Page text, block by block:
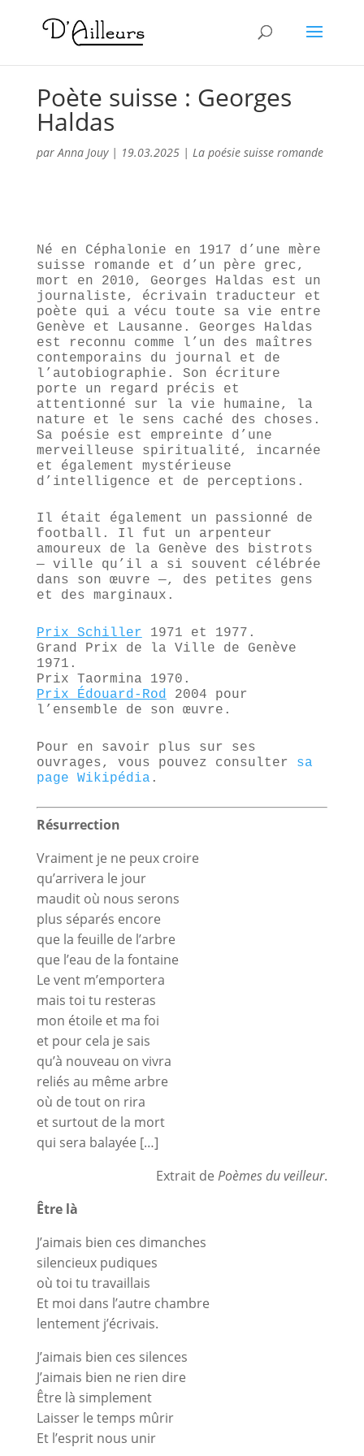
Poète suisse : Georges
Haldas
parAnna Jouy| 19.03.2025| La poésie suisse romande
Né en Céphalonie en 1917 d’une mère
suisse romande et d’un père grec,
mort en 2010, Georges Haldas est un
journaliste, écrivain traducteur et
poète qui a vécu toute sa vie entre
Genève et Lausanne. Georges Haldas
est reconnu comme l’un des maîtres
contemporains du journal et de
l’autobiographie. Son écriture
porte un regard précis et
attentionné sur la vie humaine, la
nature et le sens caché des choses.
Sa poésie est empreinte d’une
merveilleuse spiritualité, incarnée
et également mystérieuse
d’intelligence et de perceptions.
Il était également un passionné de
football. Il fut un arpenteur
amoureux de la Genève des bistrots
— ville qu’il a si souvent célébrée
dans son œuvre —, des petites gens
et des marginaux.
Prix Schiller 1971 et 1977.
Grand Prix de la Ville de Genève
1971.
Prix Taormina 1970.
Prix Édouard-Rod 2004 pour
l’ensemble de son œuvre.
Pour en savoir plus sur ses
ouvrages, vous pouvez consulter sa
page Wikipédia .
Résurrection
Vraiment je ne peux croire
qu’arrivera le jour
maudit où nous serons
plus séparés encore
que la feuille de l’arbre
que l’eau de la fontaine
Le vent m’emportera
mais toi tu resteras
mon étoile et ma foi
et pour cela je sais
qu’à nouveau on vivra
reliés au même arbre
où de tout on rira
et surtout de la mort
qui sera balayée […]
Extrait dePoèmes du veilleur.
Être là
J’aimais bien ces dimanches
silencieux pudiques
où toi tu travaillais
Et moi dans l’autre chambre
lentement j’écrivais.
J’aimais bien ces silences
J’aimais bien ne rien dire
Être là simplement
Laisser le temps mûrir
Et l’esprit nous unir